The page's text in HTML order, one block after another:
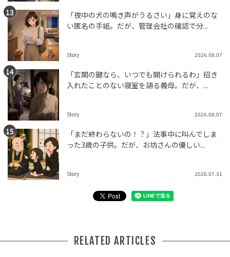
「夜中の犬の鳴き声がうるさい」身に覚えのな
い匿名の手紙。だが、管理会社の確認で分...
Story 2026.08.07
「玄関の鍵なら、いつでも開けられるわ」招き
入れたことのない寝室を語る義母。だが、...
Story 2026.08.07
「まだ終わらないの！？」法事中に叫んでしま
った3歳の子供。だが、お坊さんの優しい...
Story 2026.07.31
RELATED ARTICLES